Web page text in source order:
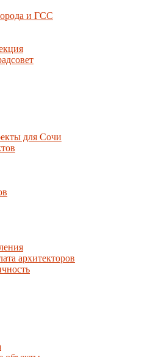
и ГСС
для Сочи
архитекторов